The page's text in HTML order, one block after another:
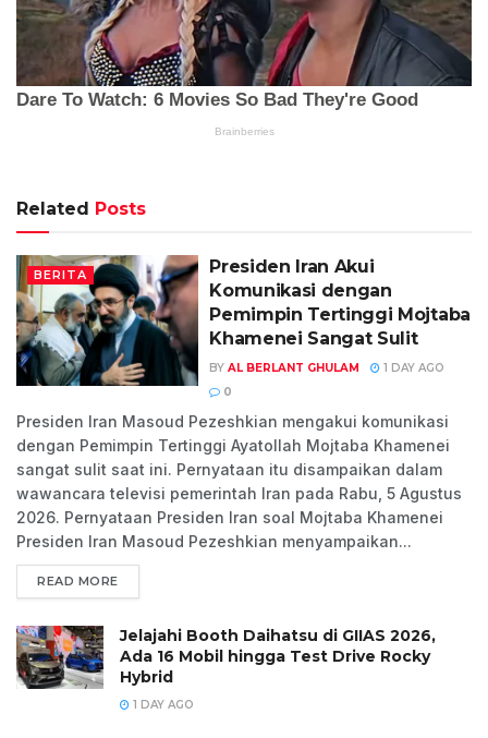
Related Posts
BERITA
Presiden Iran Akui
Komunikasi dengan
Pemimpin Tertinggi Mojtaba
Khamenei Sangat Sulit
BY AL BERLANT GHULAM
1 DAY AGO
0
Presiden Iran Masoud Pezeshkian mengakui komunikasi
dengan Pemimpin Tertinggi Ayatollah Mojtaba Khamenei
sangat sulit saat ini. Pernyataan itu disampaikan dalam
wawancara televisi pemerintah Iran pada Rabu, 5 Agustus
2026. Pernyataan Presiden Iran soal Mojtaba Khamenei
Presiden Iran Masoud Pezeshkian menyampaikan...
READ MORE
Jelajahi Booth Daihatsu di GIIAS 2026,
Ada 16 Mobil hingga Test Drive Rocky
Hybrid
1 DAY AGO